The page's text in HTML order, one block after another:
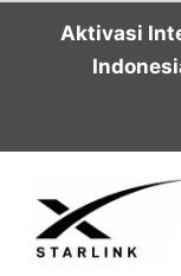
Aktivasi